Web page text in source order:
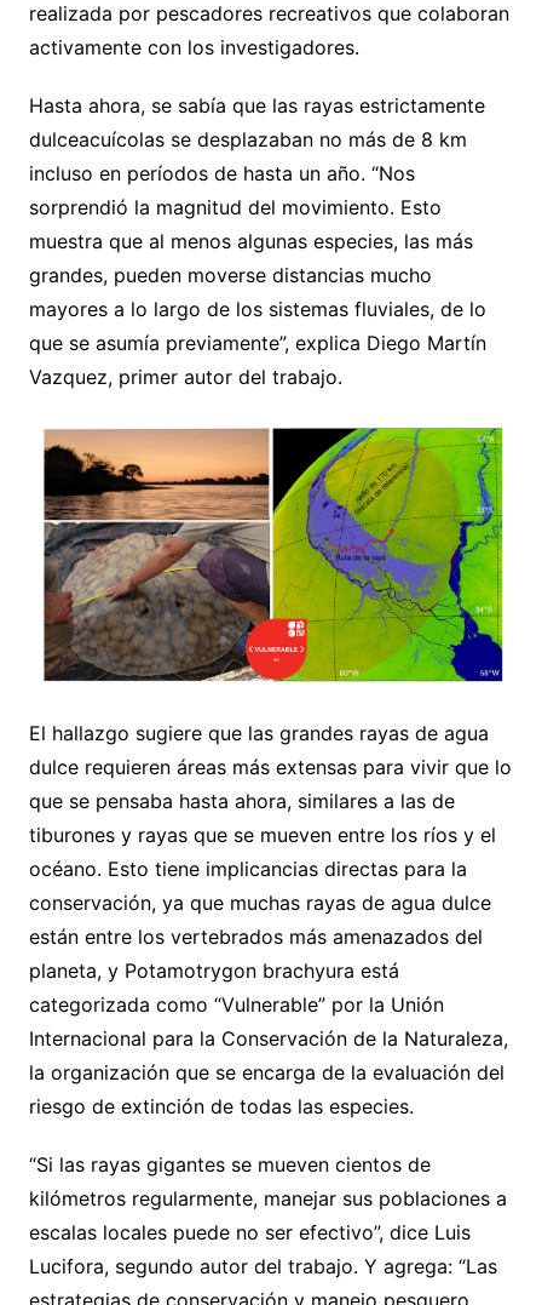
realizada por pescadores recreativos que colaboran
activamente con los investigadores.
Hasta ahora, se sabía que las rayas estrictamente
dulceacuícolas se desplazaban no más de 8 km
incluso en períodos de hasta un año. “Nos
sorprendió la magnitud del movimiento. Esto
muestra que al menos algunas especies, las más
grandes, pueden moverse distancias mucho
mayores a lo largo de los sistemas fluviales, de lo
que se asumía previamente”, explica Diego Martín
Vazquez, primer autor del trabajo.
El hallazgo sugiere que las grandes rayas de agua
dulce requieren áreas más extensas para vivir que lo
que se pensaba hasta ahora, similares a las de
tiburones y rayas que se mueven entre los ríos y el
océano. Esto tiene implicancias directas para la
conservación, ya que muchas rayas de agua dulce
están entre los vertebrados más amenazados del
planeta, y Potamotrygon brachyura está
categorizada como “Vulnerable” por la Unión
Internacional para la Conservación de la Naturaleza,
la organización que se encarga de la evaluación del
riesgo de extinción de todas las especies.
“Si las rayas gigantes se mueven cientos de
kilómetros regularmente, manejar sus poblaciones a
escalas locales puede no ser efectivo”, dice Luis
Lucifora, segundo autor del trabajo. Y agrega: “Las
estrategias de conservación y manejo pesquero